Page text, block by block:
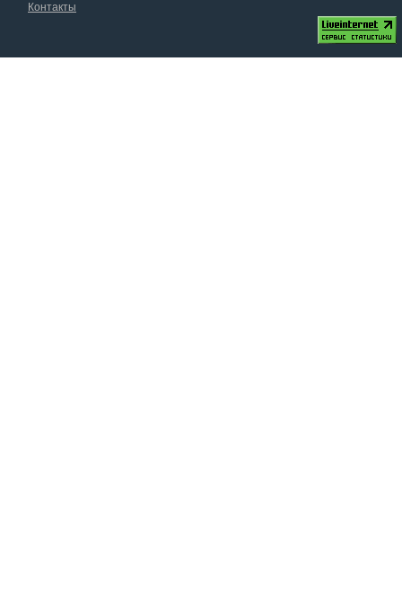
Контакты